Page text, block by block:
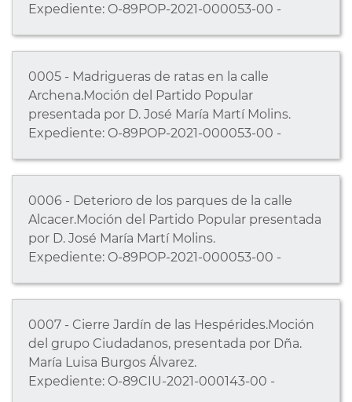
Expediente: O-89POP-2021-000053-00 -
0005 - Madrigueras de ratas en la calle
Archena.Moción del Partido Popular
presentada por D. José María Martí Molins.
Expediente: O-89POP-2021-000053-00 -
0006 - Deterioro de los parques de la calle
Alcacer.Moción del Partido Popular presentada
por D. José María Martí Molins.
Expediente: O-89POP-2021-000053-00 -
0007 - Cierre Jardín de las Hespérides.Moción
del grupo Ciudadanos, presentada por Dña.
María Luisa Burgos Álvarez.
Expediente: O-89CIU-2021-000143-00 -